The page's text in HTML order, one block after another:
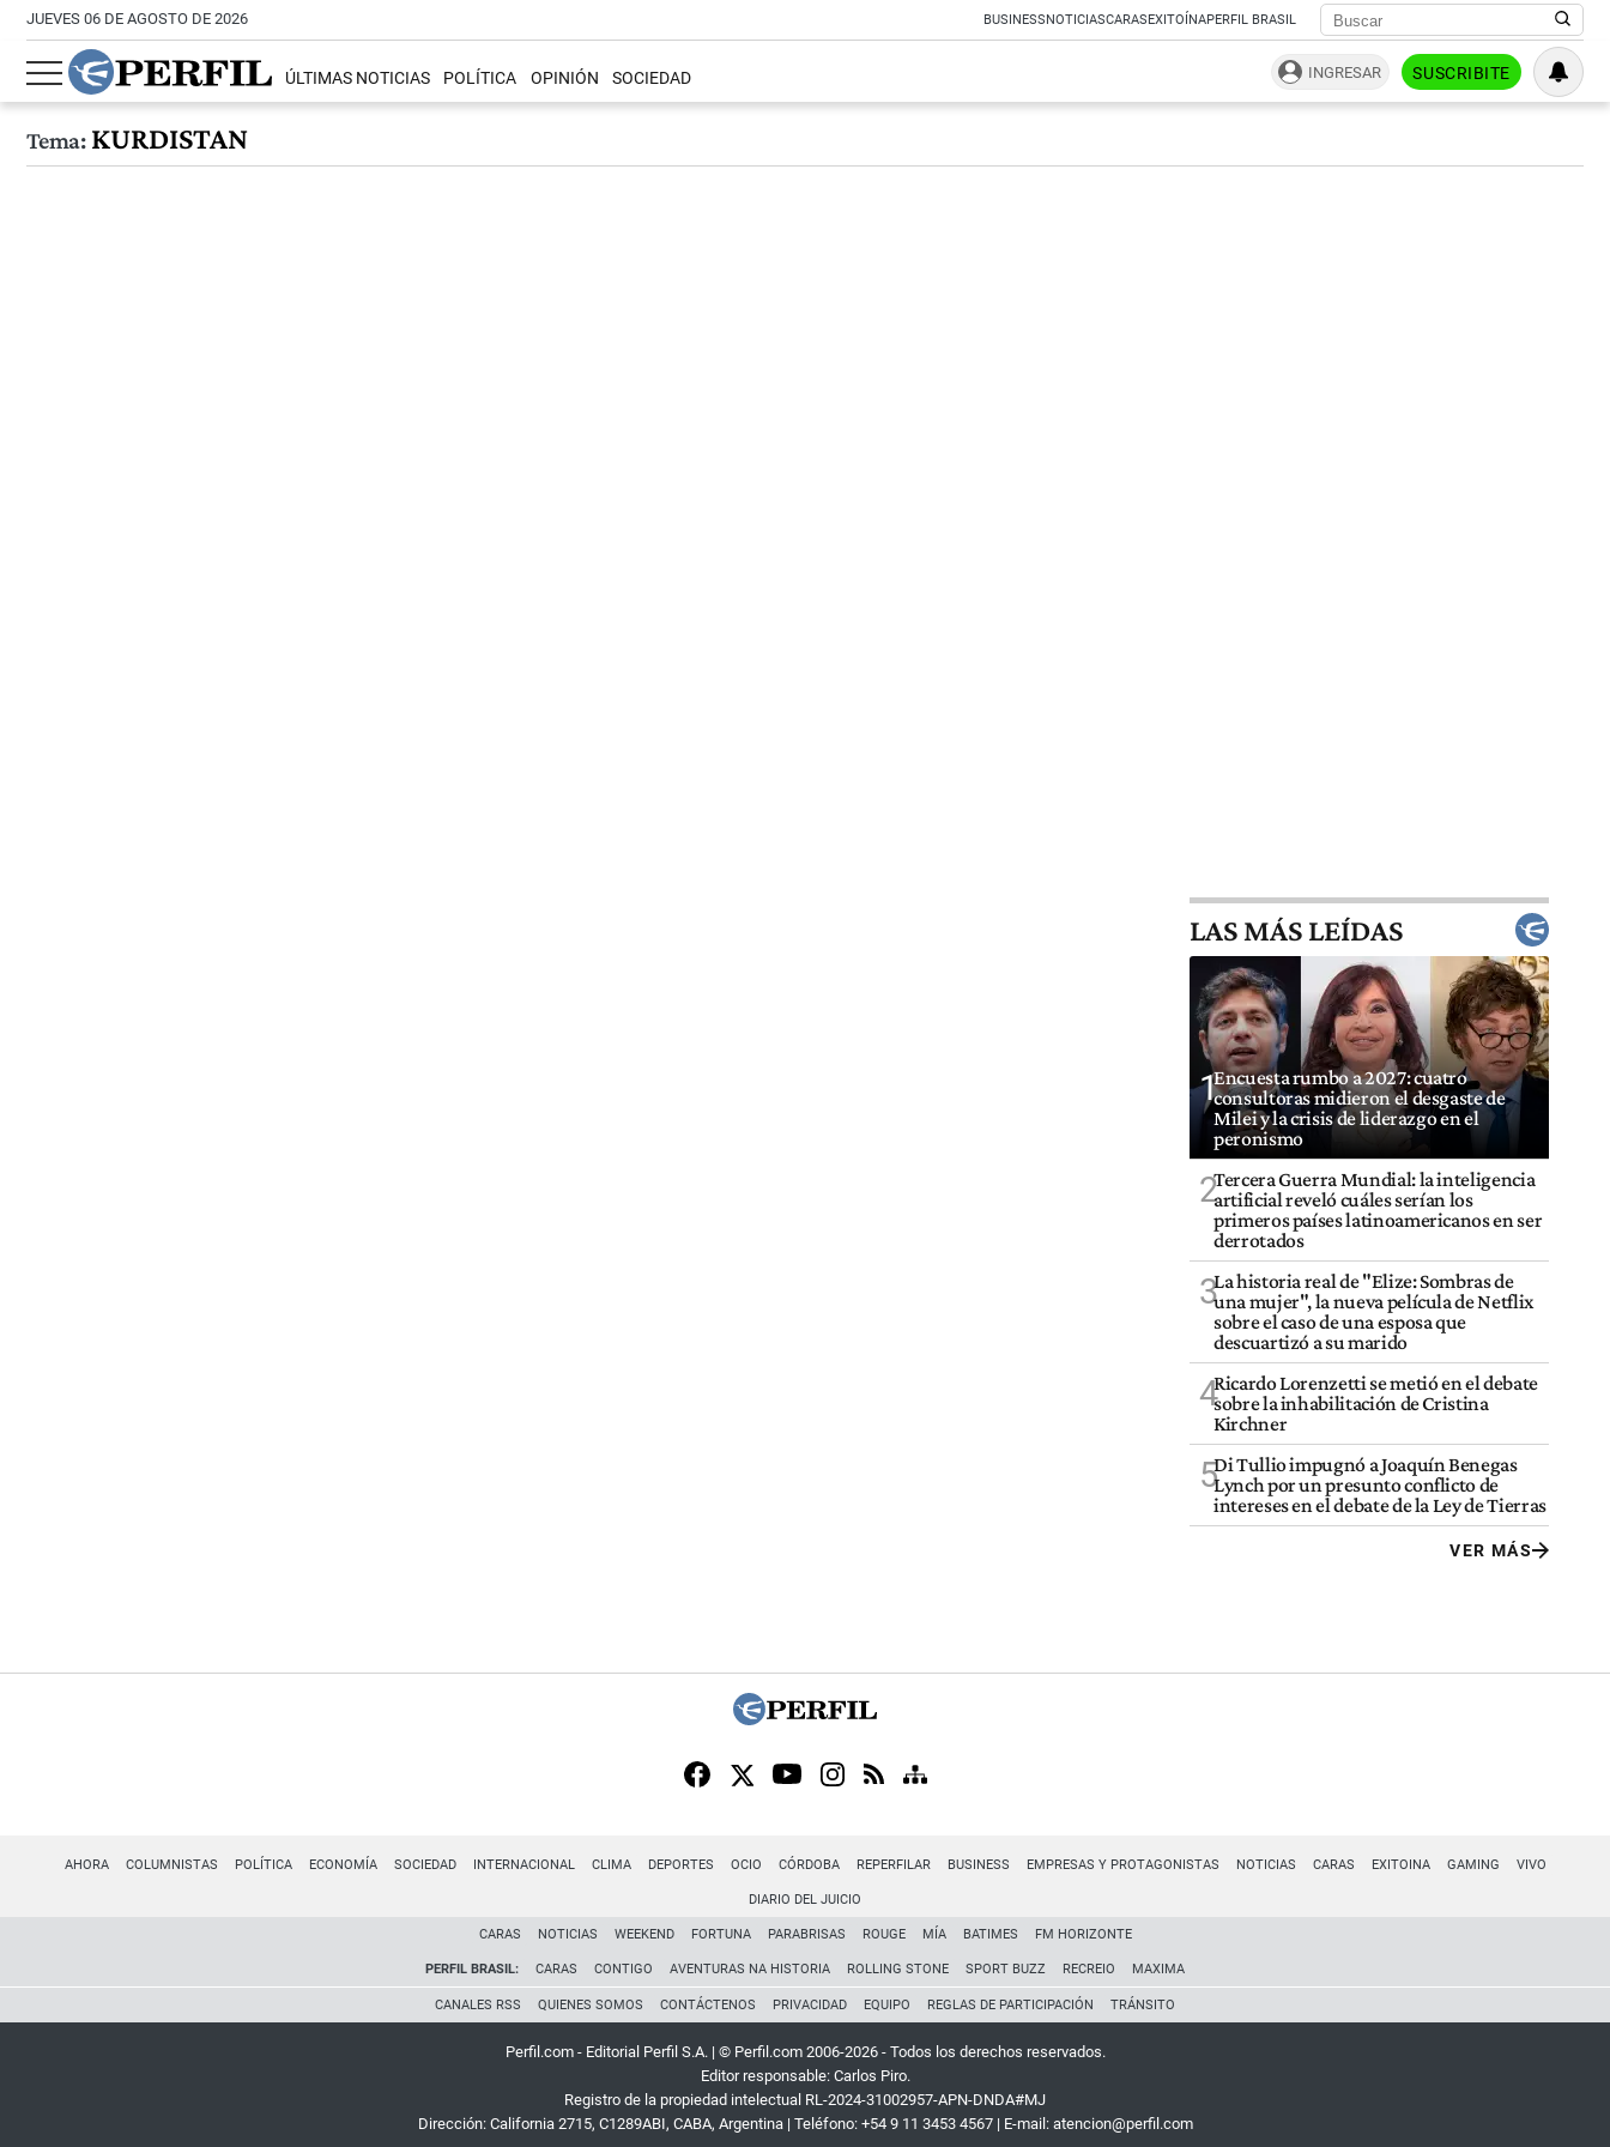
JUEVES 06 DE AGOSTO DE 2026 BUSINESSNOTICIASCARASEXITOÍNAPERFIL BRASIL
ÚLTIMAS NOTICIAS POLÍTICA OPINIÓN SOCIEDAD INGRESAR SUSCRIBITE
Tema:KURDISTAN
LAS MÁS LEÍDAS
1Encuesta rumbo a 2027: cuatro
consultoras midieron el desgaste de
Milei y la crisis de liderazgo en el
peronismo
2Tercera Guerra Mundial: la inteligencia
artificial reveló cuáles serían los
primeros países latinoamericanos en ser
derrotados
3La historia real de "Elize: Sombras de
una mujer", la nueva película de Netflix
sobre el caso de una esposa que
descuartizó a su marido
4Ricardo Lorenzetti se metió en el debate
sobre la inhabilitación de Cristina
Kirchner
5Di Tullio impugnó a Joaquín Benegas
Lynch por un presunto conflicto de
intereses en el debate de la Ley de Tierras
VER MÁS
AHORA COLUMNISTAS POLÍTICA ECONOMÍA SOCIEDAD INTERNACIONAL CLIMA DEPORTES OCIO CÓRDOBA REPERFILAR BUSINESS EMPRESAS Y PROTAGONISTAS NOTICIAS CARAS EXITOINA GAMING VIVO
DIARIO DEL JUICIO
CARAS NOTICIAS WEEKEND FORTUNA PARABRISAS ROUGE MÍA BATIMES FM HORIZONTE
PERFIL BRASIL: CARAS CONTIGO AVENTURAS NA HISTORIA ROLLING STONE SPORT BUZZ RECREIO MAXIMA
CANALES RSS QUIENES SOMOS CONTÁCTENOS PRIVACIDAD EQUIPO REGLAS DE PARTICIPACIÓN TRÁNSITO
Perfil.com - Editorial Perfil S.A. | © Perfil.com 2006-2026 - Todos los derechos reservados.
Editor responsable: Carlos Piro.
Registro de la propiedad intelectual RL-2024-31002957-APN-DNDA#MJ
Dirección: California 2715, C1289ABI, CABA, Argentina| Teléfono: +54 9 11 3453 4567| E-mail: atencion@perfil.com